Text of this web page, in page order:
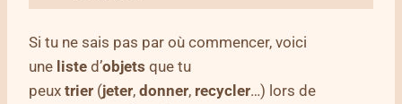
Si tu ne sais pas par où commencer, voici
une liste d’objets que tu
peux trier (jeter, donner, recycler…) lors de